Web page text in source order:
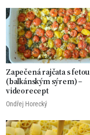
Zapečená rajčata s fetou
(balkánským sýrem) –
videorecept
Ondřej Horecký